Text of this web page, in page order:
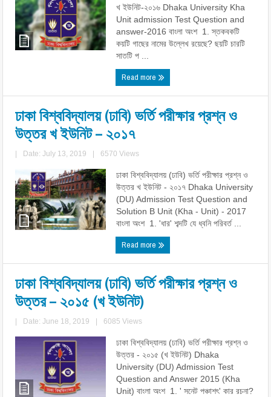
খ ইউনিট-২০১৬ Dhaka University Kha
Unit admission Test Question and
answer-2016 বাংলা অংশ 1. স্তকবকটি
কয়টি গাছের নামের উল্লেখ রয়েছে? ছয়টি চারটি
সাতটি প ...
Read more
ঢাকা বিশ্ববিদ্যালয় (ঢাবি) ভর্তি পরীক্ষার প্রশ্ন ও
উত্তর খ ইউনিট – ২০১৭
Date: July 13, 2019 6570 Views
ঢাকা বিশ্ববিদ্যালয় (ঢাবি) ভর্তি পরীক্ষার প্রশ্ন ও
উত্তর খ ইউনিট - ২০১৭ Dhaka University
(DU) Admission Test Question and
Solution B Unit (Kha - Unit) - 2017
বাংলা অংশ 1. 'ধার' শব্দটি যে ধ্বনি পরিবর্ত ...
Read more
ঢাকা বিশ্ববিদ্যালয় (ঢাবি) ভর্তি পরীক্ষার প্রশ্ন ও
উত্তর – ২০১৫ (খ ইউনিট)
Date: June 18, 2019 6085 Views
ঢাকা বিশ্ববিদ্যালয় (ঢাবি) ভর্তি পরীক্ষার প্রশ্ন ও
উত্তর - ২০১৫ (খ ইউনিট) Dhaka
University (DU) Admission Test
Question and Answer 2015 (Kha
Unit) বাংলা অংশ 1. ' সনেট পঞ্চাশৎ' কার রচনা?